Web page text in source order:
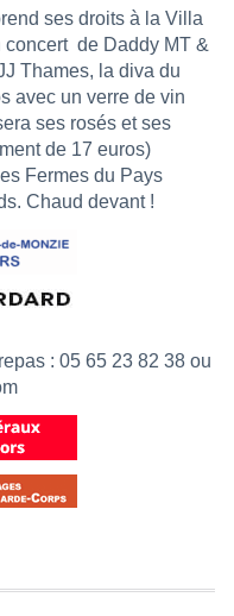
ses droits à la Villa
concert de Daddy MT &
Thames, la diva du
avec un verre de vin
ses rosés et ses
de 17 euros)
Fermes du Pays
Chaud devant !
: 05 65 23 82 38 ou